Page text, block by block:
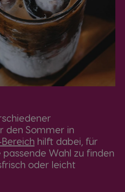
den Sommer in
hilft dabei, für
Wahl zu finden
oder leicht